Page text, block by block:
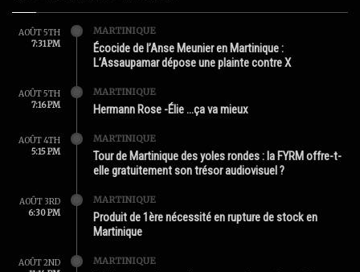
AOÛT 5TH
7:31 PM
MARTINIQUE
Écocide de l’Anse Meunier en Martinique :
L’Assaupamar dépose une plainte contre X
AOÛT 5TH
7:16 PM
MARTINIQUE
Hermann Rose -Élie …ça va mieux
AOÛT 4TH
5:15 PM
MARTINIQUE
Tour de Martinique des yoles rondes : la FYRM offre-t-
elle gratuitement son trésor audiovisuel ?
AOÛT 3RD
6:30 PM
MARTINIQUE
Produit de 1ère nécessité en rupture de stock en
Martinique
AOÛT 2ND
MARTINIQUE